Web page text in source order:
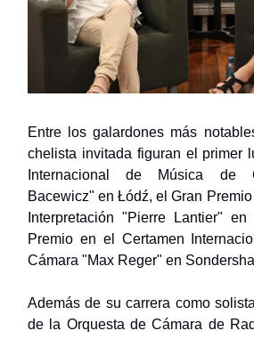
Entre los galardones más
chelista invitada figuran el primer
Internacional de Música de
Bacewicz" en Łódź, el Gran
Interpretación "Pierre Lantier"
Premio en el Certamen
Cámara "Max Reger" en
Además de su carrera como
de la Orquesta de Cámara de